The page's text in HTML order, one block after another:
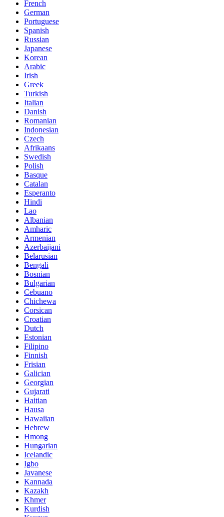
French
German
Portuguese
Spanish
Russian
Japanese
Korean
Arabic
Irish
Greek
Turkish
Italian
Danish
Romanian
Indonesian
Czech
Afrikaans
Swedish
Polish
Basque
Catalan
Esperanto
Hindi
Lao
Albanian
Amharic
Armenian
Azerbaijani
Belarusian
Bengali
Bosnian
Bulgarian
Cebuano
Chichewa
Corsican
Croatian
Dutch
Estonian
Filipino
Finnish
Frisian
Galician
Georgian
Gujarati
Haitian
Hausa
Hawaiian
Hebrew
Hmong
Hungarian
Icelandic
Igbo
Javanese
Kannada
Kazakh
Khmer
Kurdish